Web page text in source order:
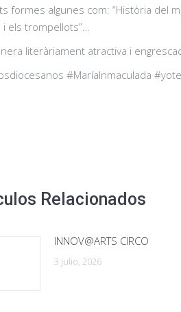
formes algunes com: “Història del
i els trompellots”…
literàriament atractiva i
#MaríaInmaculada
Relacionados
INNOV@ARTS CIRCO
3 julio, 2026